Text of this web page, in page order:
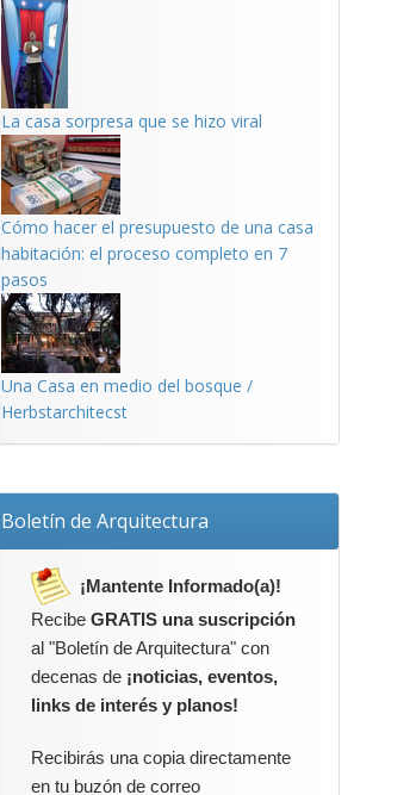
La casa sorpresa que se hizo viral
Cómo hacer el presupuesto de una casa
habitación: el proceso completo en 7
pasos
Una Casa en medio del bosque /
Herbstarchitecst
Boletín de Arquitectura
¡Mantente Informado(a)!
Recibe GRATIS una suscripción
al "Boletín de Arquitectura" con
decenas de ¡noticias, eventos,
links de interés y planos!
Recibirás una copia directamente
en tu buzón de correo